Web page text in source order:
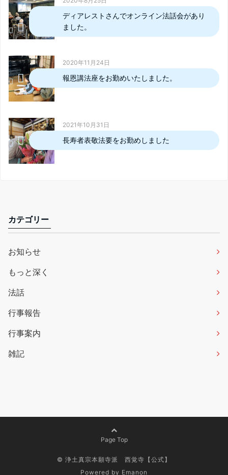
ディアレストさんでオンライン法話会があり
ました。
2020年11月24日
報恩講法座をお勤めいたしました。
2021年10月31日
長寿者表敬法要をお勤めしました
カテゴリー
お知らせ
もっと深く
法話
行事報告
行事案内
雑記
Page Top
© 浄土真宗本願寺派 西覚寺【公式】
Powered by Emanon